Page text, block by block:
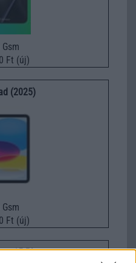
Ft (új)
(2025)
Ft (új)
15 Plus